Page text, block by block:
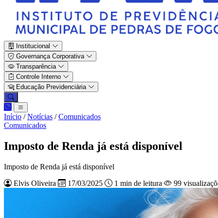
Institucional
Governança Corporativa
Transparência
Controle Interno
Educação Previdenciária
Início /Notícias /Comunicados
Comunicados
Imposto de Renda já está disponível
Imposto de Renda já está disponível
Elvis Oliveira
17/03/2025 1 min de leitura 99